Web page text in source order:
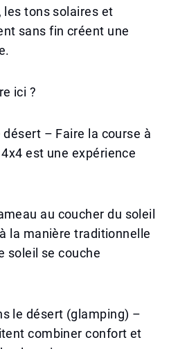
les tons solaires et
sans fin créent une
ici ?
– Faire la course à
est une expérience
au coucher du soleil
la manière traditionnelle
soleil se couche
le désert (glamping) –
combiner confort et